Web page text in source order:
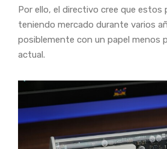
Por ello, el directivo cree que estos
teniendo mercado durante varios
posiblemente con un papel menos
actual.